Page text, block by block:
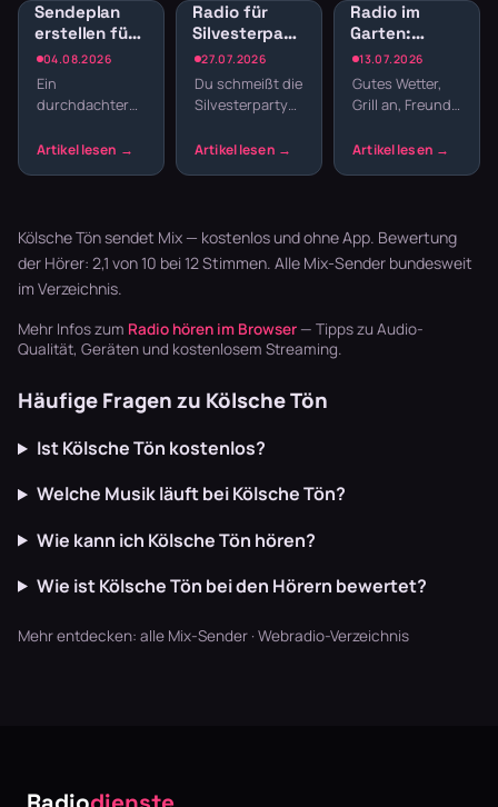
04.08.2026
Sendeplan
erstellen fürs
Webradio:
Struktur
statt
Ein
durchdachter
macht den
Musikstream
und einem ech…
27.07.2026
Radio für
Silvesterparty:
Die besten
Sender für
den
Jahreswechsel
Du schmeißt die
Silvesterparty
den ganzen
läuft dur…
13.07.2026
Radio im
Garten:
Sender für
Gartenparty
und
Grillabend
Gutes Wetter,
Grill an, Freunde
noch die
Garten läu…
Kölsche Tön sendet Mix — kostenlos und ohne App. Bewertung
der Hörer: 2,1 von 10 bei 12 Stimmen. Alle Mix-Sender bundesweit
im Verzeichnis.
Mehr Infos zum Radio hören im Browser — Tipps zu Audio-
Qualität, Geräten und kostenlosem Streaming.
Häufige Fragen zu Kölsche Tön
Ist Kölsche Tön kostenlos?
Welche Musik läuft bei Kölsche Tön?
Wie kann ich Kölsche Tön hören?
Wie ist Kölsche Tön bei den Hörern bewertet?
Mehr entdecken: alle Mix-Sender · Webradio-Verzeichnis